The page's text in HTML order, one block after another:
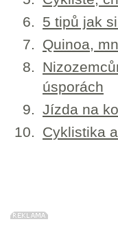
5 tipů jak
Quinoa,
úsporách
Jízda na
Cyklistika